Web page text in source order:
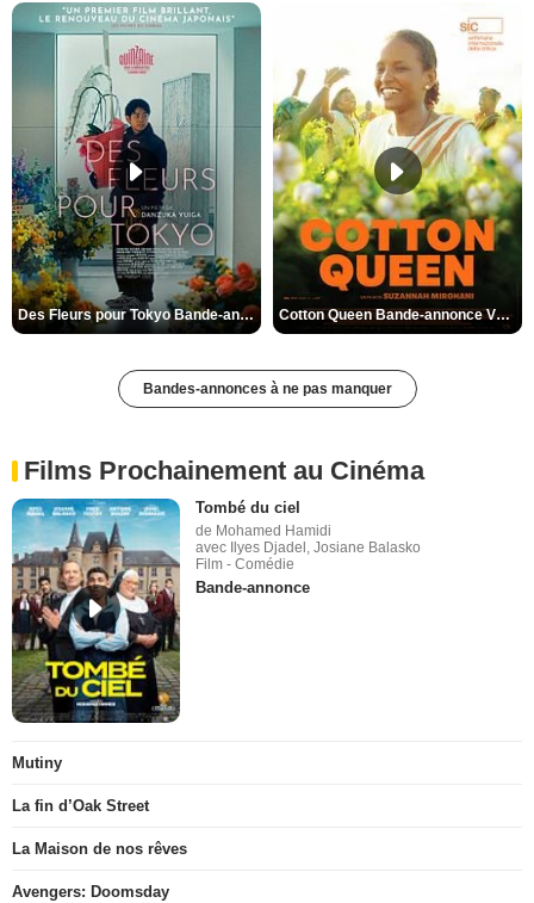
Des Fleurs pour Tokyo Bande-annonce VO STFR Cotton Queen Bande-annonce VO STFR
Bandes-annonces à ne pas manquer
Films Prochainement au Cinéma
Tombé du ciel
de Mohamed Hamidi
avec Ilyes Djadel, Josiane Balasko
Film - Comédie
Bande-annonce
Mutiny
La fin d’Oak Street
La Maison de nos rêves
Avengers: Doomsday